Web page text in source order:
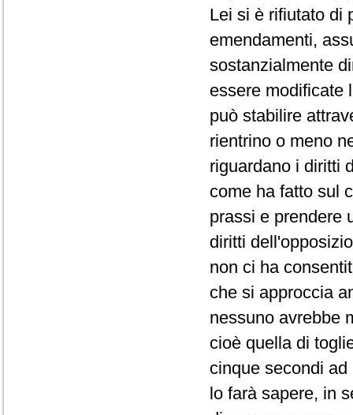
Lei si è rifiutato di
emendamenti,
sostanzialmente
essere modificate
può stabilire
rientrino o meno
riguardano i diritti
come ha fatto sul
prassi e prendere
diritti
non ci ha
che si approccia
nessuno avrebbe
cioè quella di
cinque secondi
lo farà sapere, in